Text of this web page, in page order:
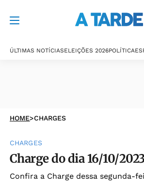
ÚLTIMAS NOTÍCIASELEIÇÕES 2026POLÍTICA
HOME>CHARGES
CHARGES
Charge do dia 16/10/
Confira a Charge dessa segunda-